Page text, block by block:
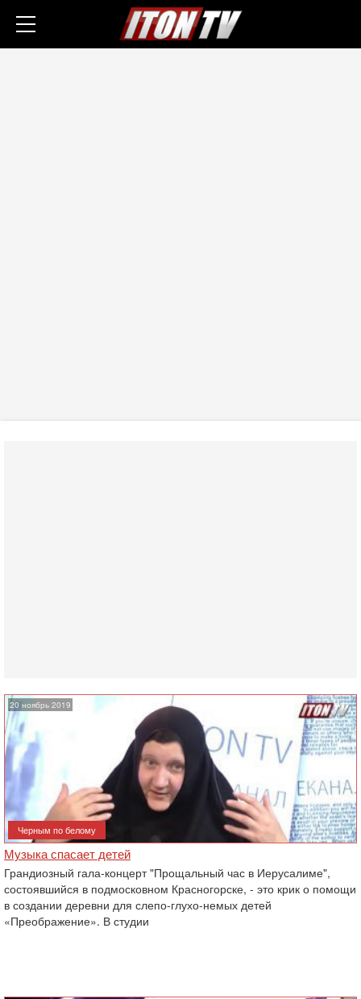
20 ноябрь 2019
Черным по белому
Музыка спасает детей
Грандиозный гала-концерт "Прощальный час в Иерусалиме",
состоявшийся в подмосковном Красногорске, - это крик о помощи
в создании деревни для слепо-глухо-немых детей
«Преображение». В студии